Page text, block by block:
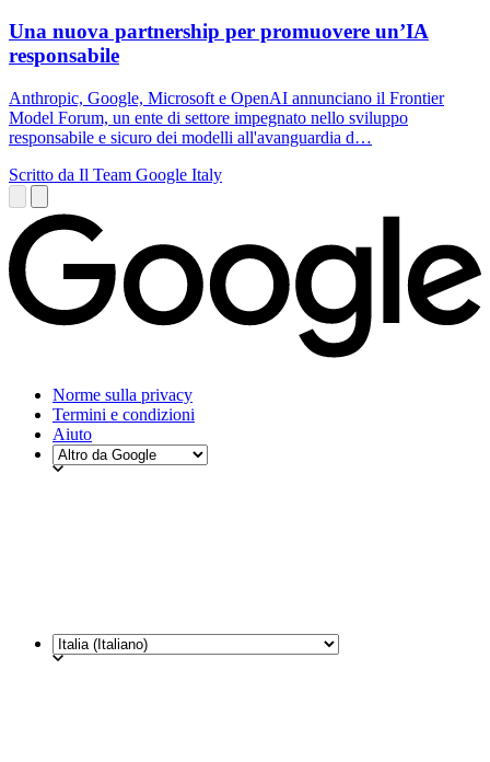
Una nuova partnership per promuovere un’IA
responsabile
Anthropic, Google, Microsoft e OpenAI annunciano il Frontier
Model Forum, un ente di settore impegnato nello sviluppo
responsabile e sicuro dei modelli all'avanguardia d…
Scritto da Il Team Google Italy
Norme sulla privacy
Termini e condizioni
Aiuto